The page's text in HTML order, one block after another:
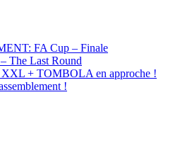
FA Cup – Finale
The Last Round
XXL + TOMBOLA en approche !
!